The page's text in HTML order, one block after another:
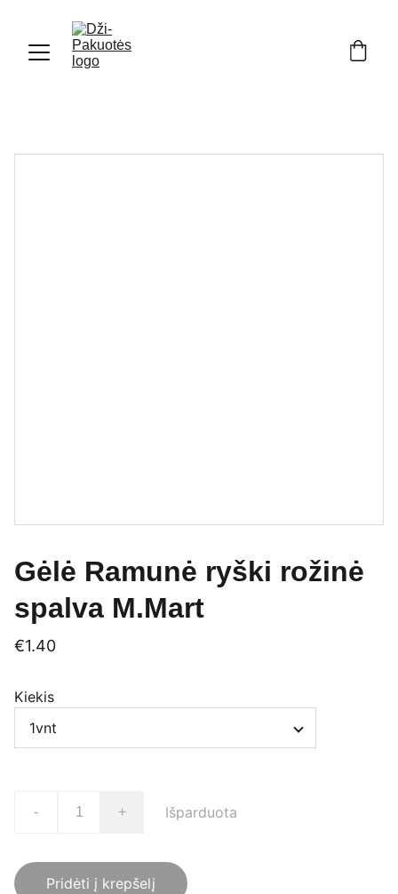
Gėlė Ramunė ryški rožinė
spalva M.Mart
€1.40
Kiekis
- + Išparduota
Pridėti į krepšelį